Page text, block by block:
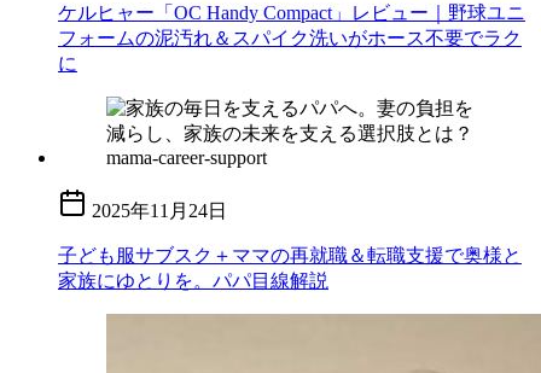
ケルヒャー「OC Handy Compact」レビュー｜野球ユニ
フォームの泥汚れ＆スパイク洗いがホース不要でラク
に
2025年11月24日
子ども服サブスク＋ママの再就職＆転職支援で奥様と
家族にゆとりを。パパ目線解説